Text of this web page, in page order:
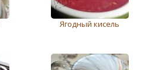
Ягодный кисель